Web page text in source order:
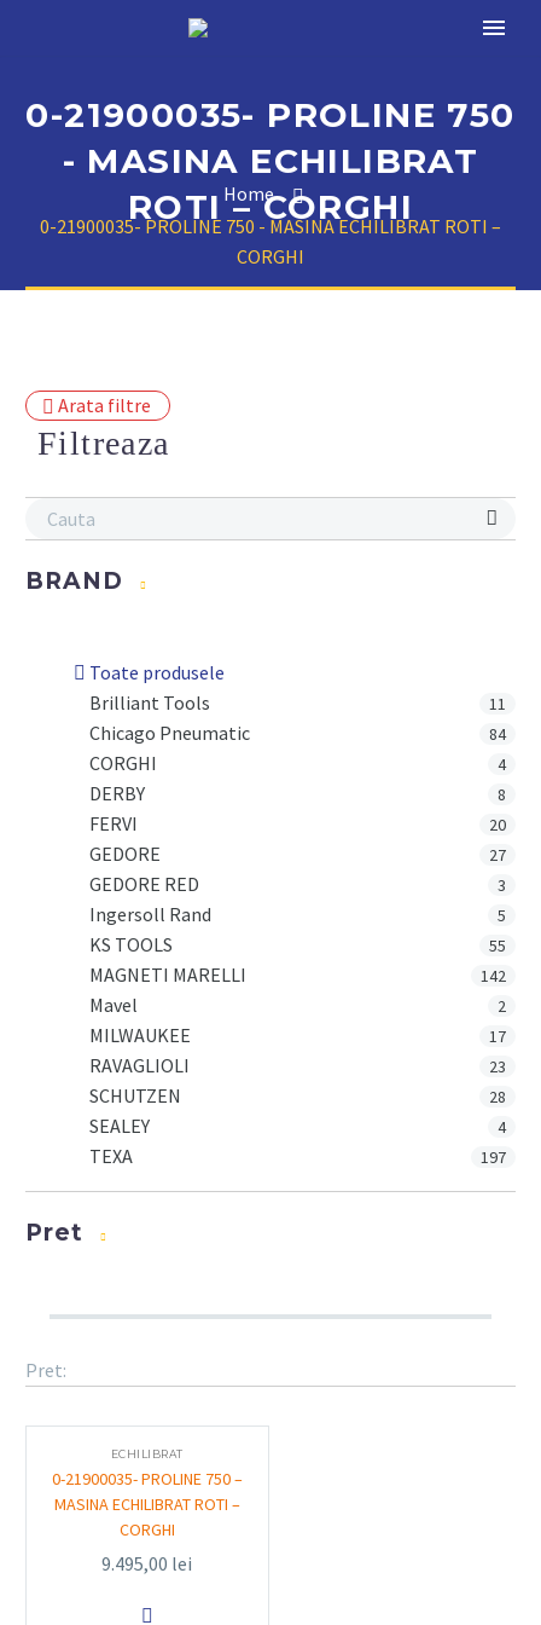
0-21900035- PROLINE 750
- MASINA ECHILIBRAT
ROTI – CORGHI
Home
0-21900035- PROLINE 750 - MASINA ECHILIBRAT ROTI –
CORGHI
Arata filtre
Filtreaza
BRAND
Toate produsele
Brilliant Tools
11
Chicago Pneumatic 84
CORGHI 4
DERBY 8
FERVI 20
GEDORE 27
GEDORE RED 3
Ingersoll Rand 5
KS TOOLS 55
MAGNETI MARELLI 142
Mavel 2
MILWAUKEE 17
RAVAGLIOLI 23
SCHUTZEN 28
SEALEY 4
TEXA 197
Pret
Pret:
ECHILIBRAT
0-21900035- PROLINE 750 –
MASINA ECHILIBRAT ROTI –
CORGHI
9.495,00 lei
